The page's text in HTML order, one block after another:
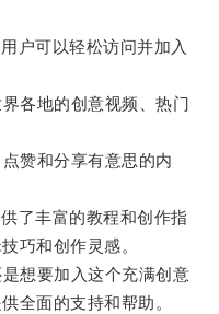
可以轻松访问并加入
各地的创意视频、热门
赞和分享有意思的内
了丰富的教程和创作指
巧和创作灵感。
想要加入这个充满创意
全面的支持和帮助。